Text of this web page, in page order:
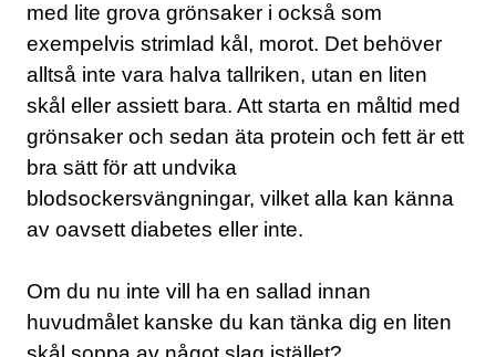
med lite grova grönsaker i också som
exempelvis strimlad kål, morot. Det behöver
alltså inte vara halva tallriken, utan en liten
skål eller assiett bara. Att starta en måltid med
grönsaker och sedan äta protein och fett är ett
bra sätt för att undvika
blodsockersvängningar, vilket alla kan känna
av oavsett diabetes eller inte.
Om du nu inte vill ha en sallad innan
huvudmålet kanske du kan tänka dig en liten